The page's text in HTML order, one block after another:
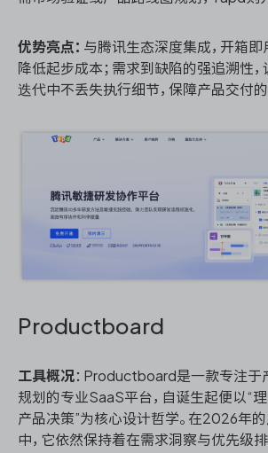
优势亮点： 与腾讯生态深度集成，开箱
降低起步成本；需求到缺陷的强追溯性
迭代中不丢失执行细节，保障产品交付
Productboard
工具概况：Productboard是一款专注于
规划的专业SaaS平台，自诞生起便以“
产品决策”为核心设计哲学。在2026年
中，它依然保持着在需求洞察与优先级